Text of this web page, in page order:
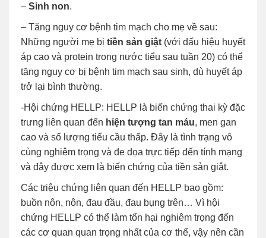
– Sinh non.
– Tăng nguy cơ bệnh tim mạch cho mẹ về sau:
Những người mẹ bị tiền sản giật (với dấu hiệu huyết
áp cao và protein trong nước tiểu sau tuần 20) có thể
tăng nguy cơ bị bệnh tim mạch sau sinh, dù huyết áp
trở lại bình thường.
-Hội chứng HELLP: HELLP là biến chứng thai kỳ đặc
trưng liên quan đến hiện tượng tan máu, men gan
cao và số lượng tiểu cầu thấp. Đây là tình trạng vô
cùng nghiêm trọng và đe dọa trực tiếp đến tính mạng
và đây được xem là biến chứng của tiền sản giật.
Các triệu chứng liên quan đến HELLP bao gồm:
buồn nôn, nôn, đau đầu, đau bụng trên… Vì hội
chứng HELLP có thể làm tổn hại nghiêm trọng đến
các cơ quan quan trọng nhất của cơ thể, vậy nên cần